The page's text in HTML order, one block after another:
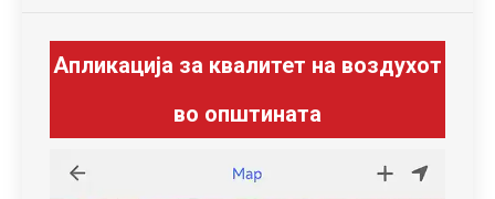
Апликација за квалитет на воздухот
во општината